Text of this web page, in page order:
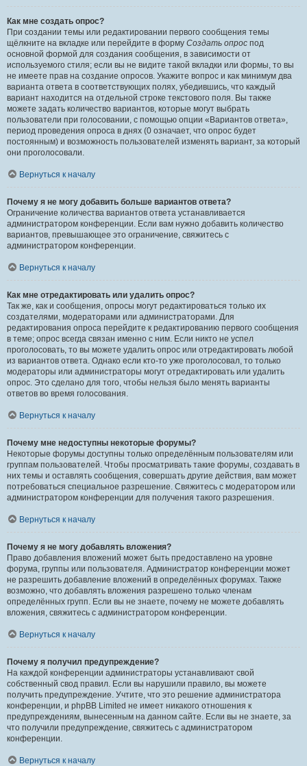
Как мне создать опрос?
При создании темы или редактировании первого сообщения темы
щёлкните на вкладке или перейдите в форму Создать опрос под
основной формой для создания сообщения, в зависимости от
используемого стиля; если вы не видите такой вкладки или формы, то вы
не имеете прав на создание опросов. Укажите вопрос и как минимум два
варианта ответа в соответствующих полях, убедившись, что каждый
вариант находится на отдельной строке текстового поля. Вы также
можете задать количество вариантов, которые могут выбрать
пользователи при голосовании, с помощью опции «Вариантов ответа»,
период проведения опроса в днях (0 означает, что опрос будет
постоянным) и возможность пользователей изменять вариант, за который
они проголосовали.
Вернуться к началу
Почему я не могу добавить больше вариантов ответа?
Ограничение количества вариантов ответа устанавливается
администратором конференции. Если вам нужно добавить количество
вариантов, превышающее это ограничение, свяжитесь с
администратором конференции.
Вернуться к началу
Как мне отредактировать или удалить опрос?
Так же, как и сообщения, опросы могут редактироваться только их
создателями, модераторами или администраторами. Для
редактирования опроса перейдите к редактированию первого сообщения
в теме; опрос всегда связан именно с ним. Если никто не успел
проголосовать, то вы можете удалить опрос или отредактировать любой
из вариантов ответа. Однако если кто-то уже проголосовал, то только
модераторы или администраторы могут отредактировать или удалить
опрос. Это сделано для того, чтобы нельзя было менять варианты
ответов во время голосования.
Вернуться к началу
Почему мне недоступны некоторые форумы?
Некоторые форумы доступны только определённым пользователям или
группам пользователей. Чтобы просматривать такие форумы, создавать в
них темы и оставлять сообщения, совершать другие действия, вам может
потребоваться специальное разрешение. Свяжитесь с модератором или
администратором конференции для получения такого разрешения.
Вернуться к началу
Почему я не могу добавлять вложения?
Право добавления вложений может быть предоставлено на уровне
форума, группы или пользователя. Администратор конференции может
не разрешить добавление вложений в определённых форумах. Также
возможно, что добавлять вложения разрешено только членам
определённых групп. Если вы не знаете, почему не можете добавлять
вложения, свяжитесь с администратором конференции.
Вернуться к началу
Почему я получил предупреждение?
На каждой конференции администраторы устанавливают свой
собственный свод правил. Если вы нарушили правило, вы можете
получить предупреждение. Учтите, что это решение администратора
конференции, и phpBB Limited не имеет никакого отношения к
предупреждениям, вынесенным на данном сайте. Если вы не знаете, за
что получили предупреждение, свяжитесь с администратором
конференции.
Вернуться к началу